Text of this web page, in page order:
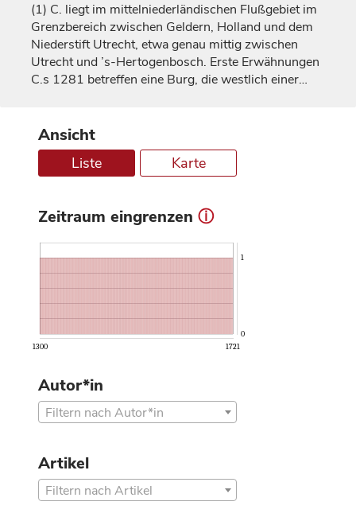
(1) C. liegt im mittelniederländischen Flußgebiet im
Grenzbereich zwischen Geldern, Holland und dem
NiederstiftUtrecht, etwa genau mittig zwischen
Utrechtund ’s-Hertogenbosch. Erste Erwähnungen
C.s 1281 betreffen eine Burg, die westlich einer…
Ansicht
Liste Karte
Zeitraum eingrenzen ⓘ
1300 1721
0
1
Autor*in
Filtern nach Autor*in
Artikel
Filtern nach Artikel